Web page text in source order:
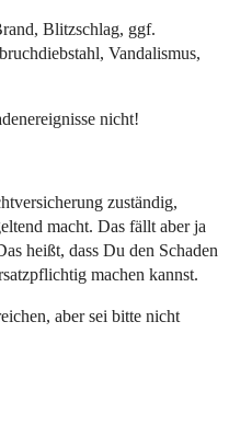
Blitzschlag, ggf.
Vandalismus,
nicht!
zuständig,
macht. Das fällt aber ja
heißt, dass Du den Schaden
machen kannst.
aber sei bitte nicht